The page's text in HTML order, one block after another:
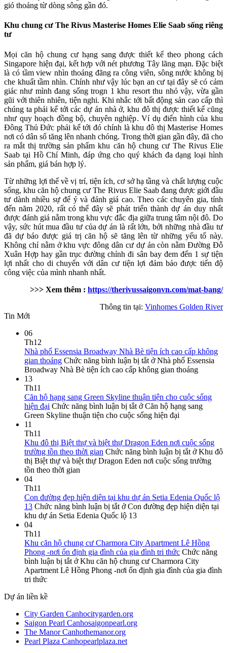
gió thoảng từ dòng sông gần đó.
Khu chung cư The Rivus Masterise Homes Elie Saab sống riêng
tư
Mọi căn hộ chung cư hạng sang được thiết kế theo phong cách
Singapore hiện đại, kết hợp với nét phương Tây lãng mạn. Đặc biệt
là có tầm view nhìn thoáng đãng ra công viên, sông nước không bị
che khuất tầm nhìn. Chính như vậy lúc bạn an cư tại đây sẽ có cảm
giác như mình đang sống trogn 1 khu resort thu nhỏ vậy, vừa gần
gũi với thiên nhiên, tiện nghi. Khi nhắc tới bất động sản cao cấp thì
chúng ta phải kể tới các dự án nhà ở, khu đô thị được thiết kế cũng
như quy hoạch đồng bộ, chuyên nghiệp. Ví dụ điển hình của khu
Đông Thủ Đức phải kể tới đó chính là khu đô thị Masterise Homes
nơi có dân số tăng lên nhanh chóng. Trong thời gian gần đây, đã cho
ra mắt thị trường sản phẩm khu căn hộ chung cư The Rivus Elie
Saab tại Hồ Chí Minh, đáp ứng cho quý khách đa dạng loại hình
sản phẩm, giá bán hợp lý.
Từ những lợi thế về vị trí, tiện ích, cơ sở hạ tầng và chất lượng cuộc
sống, khu căn hộ chung cư The Rivus Elie Saab đang được giới đầu
tư dành nhiều sự để ý và đánh giá cao. Theo các chuyên gia, tính
đến năm 2020, rất có thể đây sẽ phát triển thành dự án duy nhất
được đánh giá nằm trong khu vực đắc địa giữa trung tâm nội đô. Do
vậy, sức hút mua đầu tư của dự án là rất lớn, bởi những nhà đầu tư
đã dự báo được giá trị căn hộ sẽ tăng lên từ những yếu tố này.
Không chỉ nằm ở khu vực đông dân cư dự án còn nằm Đường Đỗ
Xuân Hợp hay gần trục đường chính đi sân bay đem đến 1 sự tiện
lợi nhất cho di chuyển với dân cư tiện lợi đảm bảo được tiến độ
công việc của mình nhanh nhất.
>>> Xem thêm : https://therivussaigonvn.com/mat-bang/
Thông tin tại: Vinhomes Golden River
Tin Mới
06
Th12
Nhà phố Essensia Broadway Nhà Bè tiện ích cao cấp không
gian thoáng Chức năng bình luận bị tắt ở Nhà phố Essensia
Broadway Nhà Bè tiện ích cao cấp không gian thoáng
13
Th11
Căn hộ hạng sang Green Skyline thuận tiện cho cuộc sống
hiện đại Chức năng bình luận bị tắt ở Căn hộ hạng sang
Green Skyline thuận tiện cho cuộc sống hiện đại
11
Th11
Khu đô thị Biệt thự và biệt thự Dragon Eden nơi cuộc sống
trường tồn theo thời gian Chức năng bình luận bị tắt ở Khu đô
thị Biệt thự và biệt thự Dragon Eden nơi cuộc sống trường
tồn theo thời gian
04
Th11
Con đường đẹp hiện diện tại khu dự án Setia Edenia Quốc lộ
13 Chức năng bình luận bị tắt ở Con đường đẹp hiện diện tại
khu dự án Setia Edenia Quốc lộ 13
04
Th11
Khu căn hộ chung cư Charmora City Apartment Lê Hồng
Phong -nơi ổn định gia đình của gia đình tri thức Chức năng
bình luận bị tắt ở Khu căn hộ chung cư Charmora City
Apartment Lê Hồng Phong -nơi ổn định gia đình của gia đình
tri thức
Dự án liền kề
City Garden Canhocitygarden.org
Saigon Pearl Canhosaigonpearl.org
The Manor Canhothemanor.org
Pearl Plaza Canhopearlplaza.net